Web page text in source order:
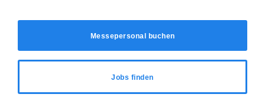
Messepersonal buchen
Jobs finden